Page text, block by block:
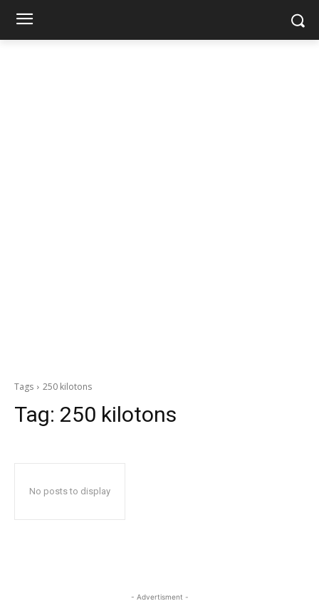
Tags 250 kilotons
Tag: 250 kilotons
No posts to display
- Advertisment -